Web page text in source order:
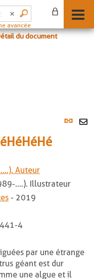
avancée
du document
Lien
Auteur
....). Illustrateur
- 2019
4
par une étrange
géant est dur
une algue et il